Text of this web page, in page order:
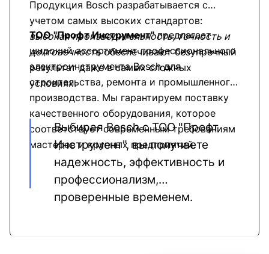
Продукция Bosch разрабатывается с
учетом самых высоких стандартов:
высокая производительность, точность и
долговечностьобеспечивают безупречный
результат даже в самых сложных
условиях.
ТОО "Профт Инструмент"предлагает
широкий ассортимент профессионального
электроинструмента Bosch для
строительства, ремонта и промышленного
производства. Мы гарантируем поставку
качественного оборудования, которое
соответствует современным требованиям
мастеров и крупных предприятий.
Выбирая Bosch с ТОО "Профт
Инструмент", вы получаете
надежность, эффективность и
профессионализм,
проверенные временем.